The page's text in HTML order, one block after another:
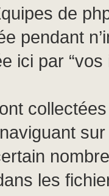
de
pendant
ici par “vos
les